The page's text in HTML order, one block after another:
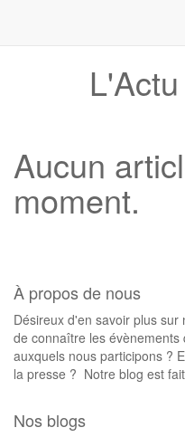
Aucun
moment.
À propos de nous
Désireux d'en savoir plus
de connaître les
auxquels nous participons ?
la presse ? Notre blog est
Nos blogs